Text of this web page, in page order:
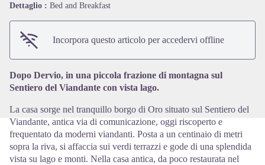
View picture in full screen
Dettaglio : Bed and Breakfast
Incorpora questo articolo per accedervi offline
Dopo Dervio, in una piccola frazione di montagna sul
Sentiero del Viandante con vista lago.
La casa sorge nel tranquillo borgo di Oro situato sul Sentiero del
Viandante, antica via di comunicazione, oggi riscoperto e
frequentato da moderni viandanti. Posta a un centinaio di metri
sopra la riva, si affaccia sui verdi terrazzi e gode di una splendida
vista su lago e monti. Nella casa antica, da poco restaurata nel